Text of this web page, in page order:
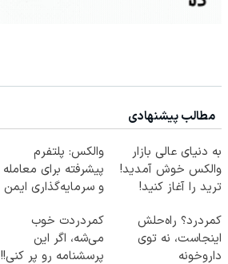
مطالب پیشنهادی
به دنیای عالی بازار
والکس خوش آمدید!
ترید را آغاز کنید!
والکس: پلتفرم
پیشرفته برای معامله
و سرمایه‌گذاری ایمن
کمردرد؟ راه‌حلش
اینجاست، نه توی
داروخونه
کمردردت خوب
می‌شه، اگر این
پرسشنامه رو پر کنی!!